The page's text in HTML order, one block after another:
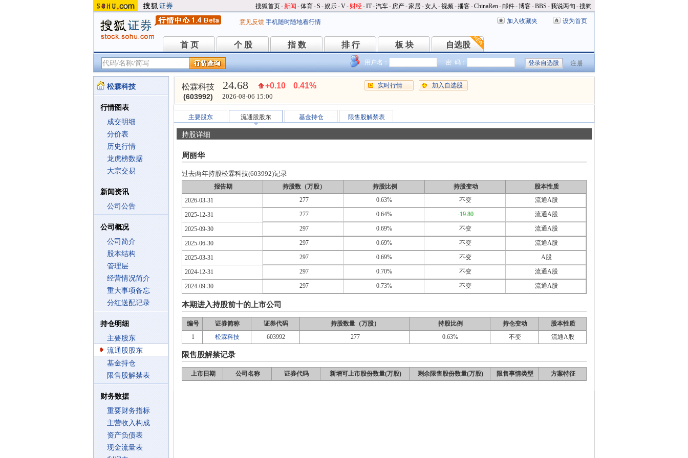
搜狐首页-新闻 -体育-S -娱乐-V- 财经-IT-汽车- 房产-家居-女人 -视频-播客-ChinaRen-邮件-博客-BBS -我说两句 -搜狗
意见反馈 手机随时随地看行情 加入收藏夹 设为首页
首 页
首 页 个 股
个 股 指 数
指 数 排 行
排 行 板 块
板 块 自选股
自选股
用户名： 密 码： 注册
松霖科技
行情图表
成交明细
分价表
历史行情
龙虎榜数据
大宗交易
新闻资讯
公司公告
公司概况
公司简介
股本结构
管理层
经营情况简介
重大事项备忘
分红送配记录
持仓明细
主要股东
流通股股东
基金持仓
限售股解禁表
财务数据
重要财务指标
主营收入构成
资产负债表
现金流量表
松霖科技
(603992)
24.68 +0.10 0.41%
2026-08-06 15:00
实时行情 加入自选股
主要股东 流通股股东 基金持仓 限售股解禁表
持股详细
周丽华
过去两年持股松霖科技(603992)记录
报告期 持股数（万股） 持股比例 持股变动
股本性质
2026-03-31
277 0.63% 不变 流通A股
2025-12-31 277 0.64% -19.80 流通A股
2025-09-30 297 0.69% 不变 流通A股
2025-06-30 297 0.69% 不变 流通A股
2025-03-31 297 0.69% 不变 A股
2024-12-31 297 0.70% 不变 流通A股
2024-09-30 297 0.73% 不变 流通A股
本期进入持股前十的上市公司
编号 证券简称 证券代码 持股数量（万股） 持股比例 持仓变动
股本性质
1
松霖科技 603992 277 0.63% 不变 流通A股
限售股解禁记录
上市日期 公司名称 证券代码 新增可上市股份数量(万股) 剩余限售股份数量(万股) 限售事情类型 方案特征